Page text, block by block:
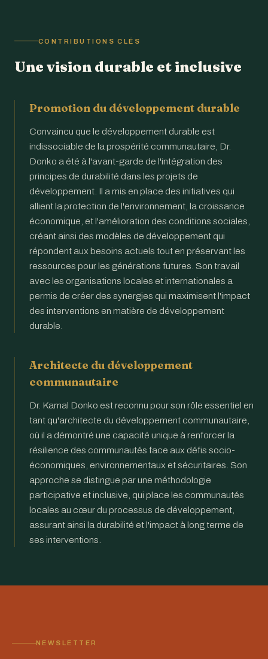
CONTRIBUTIONS CLÉS
Une vision durable et inclusive
Promotion du développement durable
Convaincu que le développement durable est
indissociable de la prospérité communautaire, Dr.
Donko a été à l'avant-garde de l'intégration des
principes de durabilité dans les projets de
développement. Il a mis en place des initiatives qui
allient la protection de l'environnement, la croissance
économique, et l'amélioration des conditions sociales,
créant ainsi des modèles de développement qui
répondent aux besoins actuels tout en préservant les
ressources pour les générations futures. Son travail
avec les organisations locales et internationales a
permis de créer des synergies qui maximisent l'impact
des interventions en matière de développement
durable.
Architecte du développement
communautaire
Dr. Kamal Donko est reconnu pour son rôle essentiel en
tant qu'architecte du développement communautaire,
où il a démontré une capacité unique à renforcer la
résilience des communautés face aux défis socio-
économiques, environnementaux et sécuritaires. Son
approche se distingue par une méthodologie
participative et inclusive, qui place les communautés
locales au cœur du processus de développement,
assurant ainsi la durabilité et l'impact à long terme de
ses interventions.
NEWSLETTER